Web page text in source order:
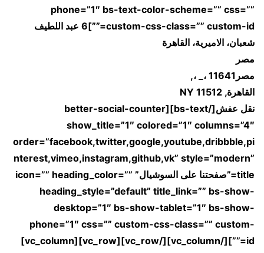
phone=”1″ bs-text-color-scheme=”” css=””
custom-css-class=”” custom-id=””]6 عبد اللطيف
شعبان، الاميرية، القاهرة
مصر
مصر‎، _، 11641,
القاهرة, NY 11512
نقل
عفش[/bs-text][better-social-counter
show_title=”1″ colored=”1″ columns=”4″
order=”facebook,twitter,google,youtube,dribbble,pi
nterest,vimeo,instagram,github,vk” style=”modern”
title=”صفحتنا على السوشيال” icon=”” heading_color=””
heading_style=”default” title_link=”” bs-show-
desktop=”1″ bs-show-tablet=”1″ bs-show-
phone=”1″ css=”” custom-css-class=”” custom-
id=””][/vc_column][/vc_row][vc_row][vc_column]